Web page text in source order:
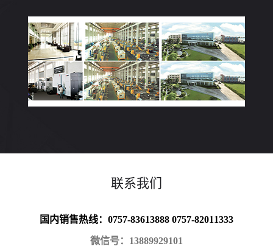
联系我们
国内销售热线：0757-83613888 0757-82011333
微信号：13889929101